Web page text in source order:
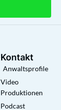
Kontakt
Anwaltsprofile
Video
Produktionen
Podcast